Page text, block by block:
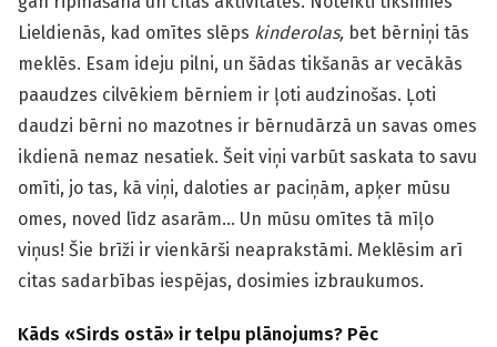
Lieldienās, kad omītes slēps kinderolas, bet bērniņi tās
meklēs. Esam ideju pilni, un šādas tikšanās ar vecākās
paaudzes cilvēkiem bērniem ir ļoti audzinošas. Ļoti
daudzi bērni no mazotnes ir bērnudārzā un savas omes
ikdienā nemaz nesatiek. Šeit viņi varbūt saskata to savu
omīti, jo tas, kā viņi, daloties ar paciņām, apķer mūsu
omes, noved līdz asarām… Un mūsu omītes tā mīļo
viņus! Šie brīži ir vienkārši neaprakstāmi. Meklēsim arī
citas sadarbības iespējas, dosimies izbraukumos.
Kāds «Sirds ostā» ir telpu plānojums? Pēc